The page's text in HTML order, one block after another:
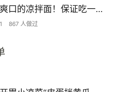
酸辣爽口的凉拌面！保证吃一次就上瘾
867 人做过